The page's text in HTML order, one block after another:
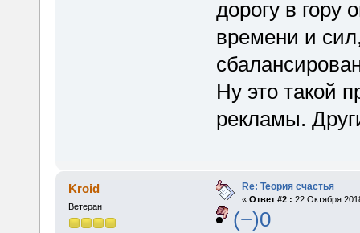
дорогу в гору
времени и
Ну это такой
рекламы.
Kroid
Ветеран
Re: Теория счастья
« Ответ #2 : 22 Октября
(−)0